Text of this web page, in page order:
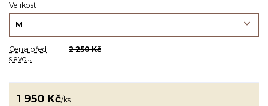
Velikost
Cena před
slevou
2 250 Kč
1 950 Kč/ks